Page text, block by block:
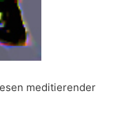
meditierender